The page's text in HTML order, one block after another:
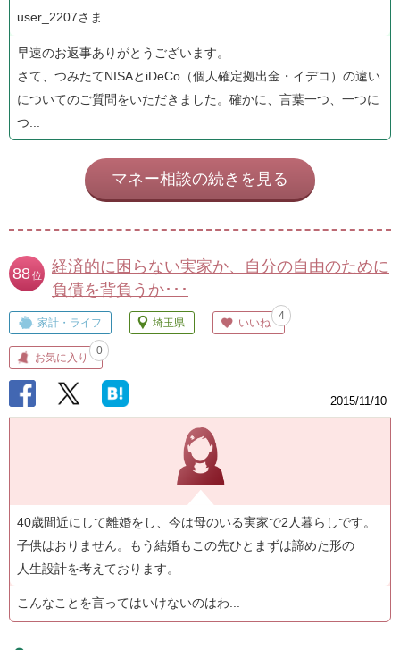
user_2207さま
早速のお返事ありがとうございます。
さて、つみたてNISAとiDeCo（個人確定拠出金・イデコ）の違い
についてのご質問をいただきました。確かに、言葉一つ、一つに
つ...
マネー相談の続きを見る
経済的に困らない実家か、自分の自由のために
負債を背負うか･･･
88 位
家計・ライフ 埼玉県 いいね
4
お気に入り
0
2015/11/10
40歳間近にして離婚をし、今は母のいる実家で2人暮らしです。
子供はおりません。もう結婚もこの先ひとまずは諦めた形の
人生設計を考えております。
こんなことを言ってはいけないのはわ...